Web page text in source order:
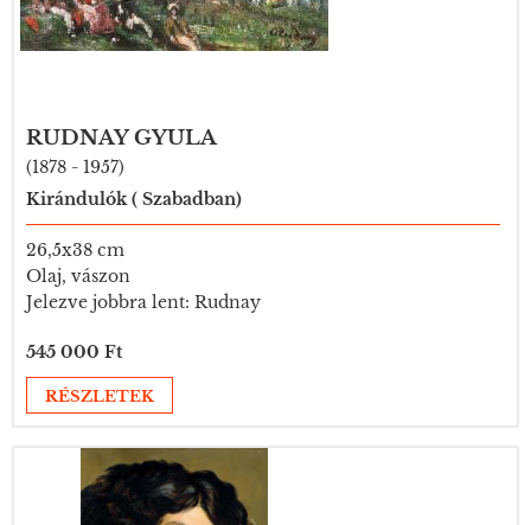
RUDNAY GYULA
(1878 - 1957)
Kirándulók ( Szabadban)
26,5x38 cm
Olaj, vászon
Jelezve jobbra lent: Rudnay
545 000 Ft
RÉSZLETEK